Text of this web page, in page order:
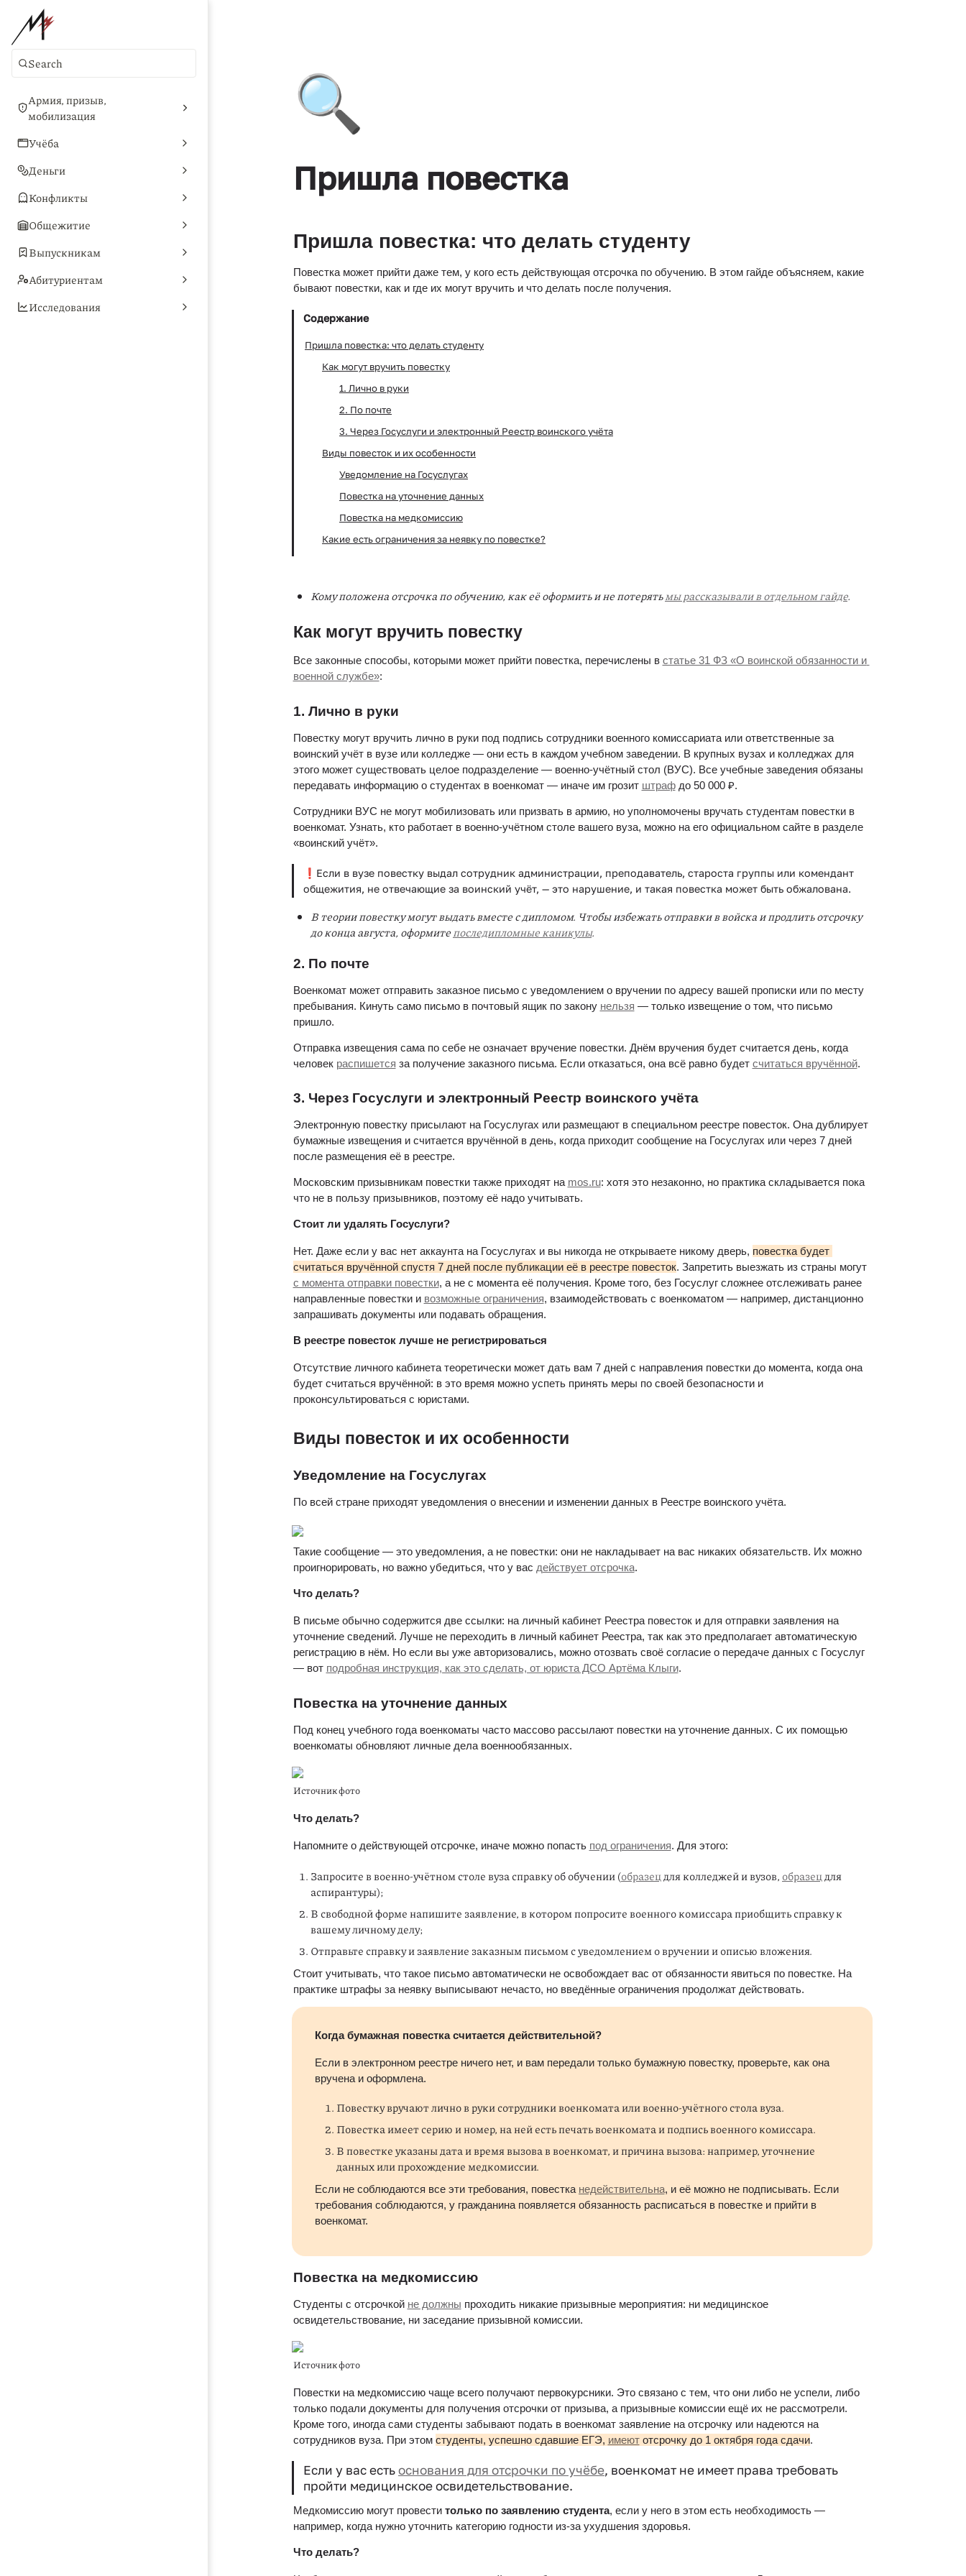
Search
Армия, призыв,
мобилизация
Учёба
Деньги
Конфликты
Общежитие
Выпускникам
Абитуриентам
Исследования
🔍
Пришла повестка
Пришла повестка: что делать студенту
Повестка может прийти даже тем, у кого есть действующая отсрочка по обучению. В этом гайде объясняем, какие
бывают повестки, как и где их могут вручить и что делать после получения.
Содержание
Пришла повестка: что делать студенту
Как могут вручить повестку
1. Лично в руки
2. По почте
3. Через Госуслуги и электронный Реестр воинского учёта
Виды повесток и их особенности
Уведомление на Госуслугах
Повестка на уточнение данных
Повестка на медкомиссию
Какие есть ограничения за неявку по повестке?
Кому положена отсрочка по обучению, как её оформить и не потерять мы рассказывали в отдельном гайде.
Как могут вручить повестку
Все законные способы, которыми может прийти повестка, перечислены в статье 31 ФЗ «О воинской обязанности и
военной службе»:
1. Лично в руки
Повестку могут вручить лично в руки под подпись сотрудники военного комиссариата или ответственные за
воинский учёт в вузе или колледже — они есть в каждом учебном заведении. В крупных вузах и колледжах для
этого может существовать целое подразделение — военно-учётный стол (ВУС). Все учебные заведения обязаны
передавать информацию о студентах в военкомат — иначе им грозит штраф до 50 000 ₽.
Сотрудники ВУС не могут мобилизовать или призвать в армию, но уполномочены вручать студентам повестки в
военкомат. Узнать, кто работает в военно-учётном столе вашего вуза, можно на его официальном сайте в разделе
«воинский учёт».
❗️Если в вузе повестку выдал сотрудник администрации, преподаватель, староста группы или комендант
общежития, не отвечающие за воинский учёт, — это нарушение, и такая повестка может быть обжалована.
В теории повестку могут выдать вместе с дипломом. Чтобы избежать отправки в войска и продлить отсрочку
до конца августа, оформите последипломные каникулы.
2. По почте
Военкомат может отправить заказное письмо с уведомлением о вручении по адресу вашей прописки или по месту
пребывания. Кинуть само письмо в почтовый ящик по закону нельзя — только извещение о том, что письмо
пришло.
Отправка извещения сама по себе не означает вручение повестки. Днём вручения будет считается день, когда
человек распишется за получение заказного письма. Если отказаться, она всё равно будет считаться вручённой.
3. Через Госуслуги и электронный Реестр воинского учёта
Электронную повестку присылают на Госуслугах или размещают в специальном реестре повесток. Она дублирует
бумажные извещения и считается вручённой в день, когда приходит сообщение на Госуслугах или через 7 дней
после размещения её в реестре.
Московским призывникам повестки также приходят на mos.ru: хотя это незаконно, но практика складывается пока
что не в пользу призывников, поэтому её надо учитывать.
Стоит ли удалять Госуслуги?
Нет. Даже если у вас нет аккаунта на Госуслугах и вы никогда не открываете никому дверь, повестка будет
считаться вручённой спустя 7 дней после публикации её в реестре повесток
. Запретить выезжать из страны могут
с момента отправки повестки, а не с момента её получения. Кроме того, без Госуслуг сложнее отслеживать ранее
направленные повестки и возможные ограничения, взаимодействовать с военкоматом — например, дистанционно
запрашивать документы или подавать обращения.
В реестре повесток лучше не регистрироваться
Отсутствие личного кабинета теоретически может дать вам 7 дней с направления повестки до момента, когда она
будет считаться вручённой: в это время можно успеть принять меры по своей безопасности и
проконсультироваться с юристами.
Виды повесток и их особенности
Уведомление на Госуслугах
По всей стране приходят уведомления о внесении и изменении данных в Реестре воинского учёта.
Такие сообщение — это уведомления, а не повестки: они не накладывает на вас никаких обязательств. Их можно
проигнорировать, но важно убедиться, что у вас действует отсрочка.
Что делать?
В письме обычно содержится две ссылки: на личный кабинет Реестра повесток и для отправки заявления на
уточнение сведений. Лучше не переходить в личный кабинет Реестра, так как это предполагает автоматическую
регистрацию в нём. Но если вы уже авторизовались, можно отозвать своё согласие о передаче данных с Госуслуг
— вот подробная инструкция, как это сделать, от юриста ДСО Артёма Клыги.
Повестка на уточнение данных
Под конец учебного года военкоматы часто массово рассылают повестки на уточнение данных. С их помощью
военкоматы обновляют личные дела военнообязанных.
Источник фото
Что делать?
Напомните о действующей отсрочке, иначе можно попасть под ограничения. Для этого:
Запросите в военно-учётном столе вуза справку об обучении (образец для колледжей и вузов, образец для
аспирантуры);
В свободной форме напишите заявление, в котором попросите военного комиссара приобщить справку к
вашему личному делу;
Отправьте справку и заявление заказным письмом с уведомлением о вручении и описью вложения.
Стоит учитывать, что такое письмо автоматически не освобождает вас от обязанности явиться по повестке. На
практике штрафы за неявку выписывают нечасто, но введённые ограничения продолжат действовать.
Когда бумажная повестка считается действительной?
Если в электронном реестре ничего нет, и вам передали только бумажную повестку, проверьте, как она
вручена и оформлена.
Повестку вручают лично в руки сотрудники военкомата или военно-учётного стола вуза.
Повестка имеет серию и номер, на ней есть печать военкомата и подпись военного комиссара.
В повестке указаны дата и время вызова в военкомат, и причина вызова: например, уточнение
данных или прохождение медкомиссии.
Если не соблюдаются все эти требования, повестка недействительна, и её можно не подписывать. Если
требования соблюдаются, у гражданина появляется обязанность расписаться в повестке и прийти в
военкомат.
Повестка на медкомиссию
Студенты с отсрочкой не должны проходить никакие призывные мероприятия: ни медицинское
освидетельствование, ни заседание призывной комиссии.
Источник фото
Повестки на медкомиссию чаще всего получают первокурсники. Это связано с тем, что они либо не успели, либо
только подали документы для получения отсрочки от призыва, а призывные комиссии ещё их не рассмотрели.
Кроме того, иногда сами студенты забывают подать в военкомат заявление на отсрочку или надеются на
сотрудников вуза. При этом студенты, успешно сдавшие ЕГЭ, имеют отсрочку до 1 октября года сдачи.
Если у вас есть основания для отсрочки по учёбе, военкомат не имеет права требовать
пройти медицинское освидетельствование.
Медкомиссию могут провести только по заявлению студента, если у него в этом есть необходимость —
например, когда нужно уточнить категорию годности из-за ухудшения здоровья.
Что делать?